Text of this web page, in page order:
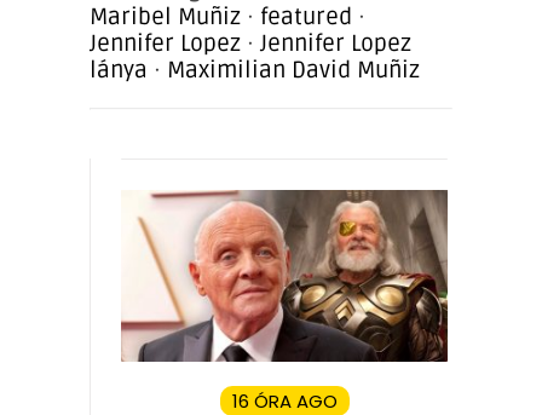
Maribel Muñiz · featured ·
Jennifer Lopez · Jennifer Lopez
lánya · Maximilian David Muñiz
16 ÓRA AGO